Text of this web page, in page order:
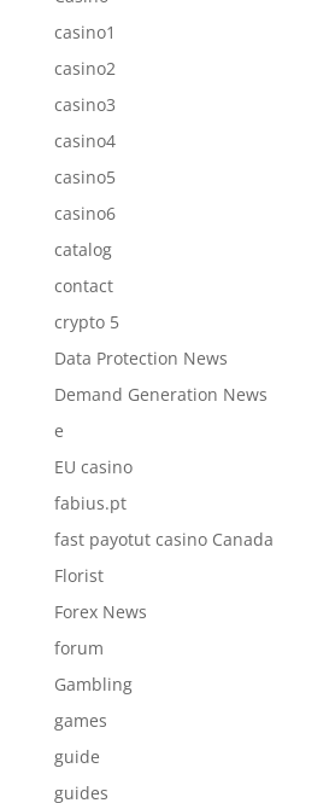
casino1
casino2
casino3
casino4
casino5
casino6
catalog
contact
crypto 5
Data Protection News
Demand Generation News
e
EU casino
fabius.pt
fast payotut casino Canada
Florist
Forex News
forum
Gambling
games
guide
guides